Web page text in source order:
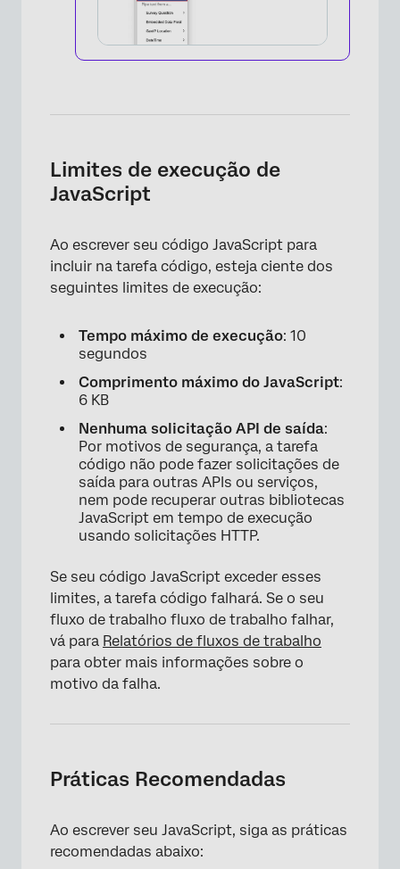
×
Limites de execução de
JavaScript
Ao escrever seu código JavaScript para
incluir na tarefa código, esteja ciente dos
seguintes limites de execução:
Tempo máximo de execução: 10
segundos
Comprimento máximo do JavaScript:
6 KB
Nenhuma solicitação API de saída:
Por motivos de segurança, a tarefa
código não pode fazer solicitações de
saída para outras APIs ou serviços,
nem pode recuperar outras bibliotecas
JavaScript em tempo de execução
usando solicitações HTTP.
Se seu código JavaScript exceder esses
limites, a tarefa código falhará. Se o seu
fluxo de trabalho fluxo de trabalho falhar,
vá para Relatórios de fluxos de trabalho
para obter mais informações sobre o
motivo da falha.
Práticas Recomendadas
Ao escrever seu JavaScript, siga as práticas
recomendadas abaixo: